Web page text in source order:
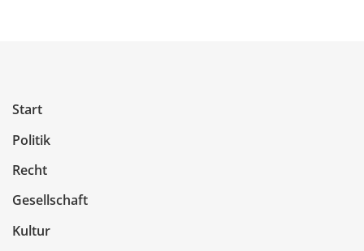
Start
Politik
Recht
Gesellschaft
Kultur